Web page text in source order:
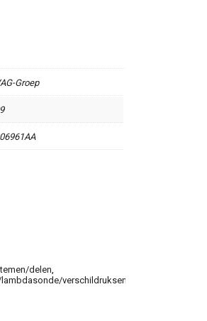
Groep
delen
verschildruksensor/